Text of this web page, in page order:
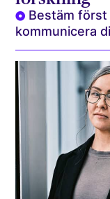
Bestäm först
kommunicera